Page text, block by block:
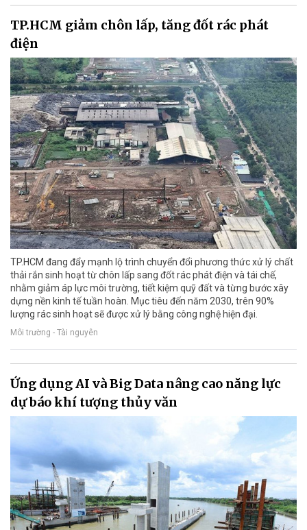
TP.HCM giảm chôn lấp, tăng đốt rác phát
điện
TP.HCM đang đẩy mạnh lộ trình chuyển đổi phương thức xử lý chất
thải rắn sinh hoạt từ chôn lấp sang đốt rác phát điện và tái chế,
nhằm giảm áp lực môi trường, tiết kiệm quỹ đất và từng bước xây
dựng nền kinh tế tuần hoàn. Mục tiêu đến năm 2030, trên 90%
lượng rác sinh hoạt sẽ được xử lý bằng công nghệ hiện đại.
Môi trường - Tài nguyên
Ứng dụng AI và Big Data nâng cao năng lực
dự báo khí tượng thủy văn